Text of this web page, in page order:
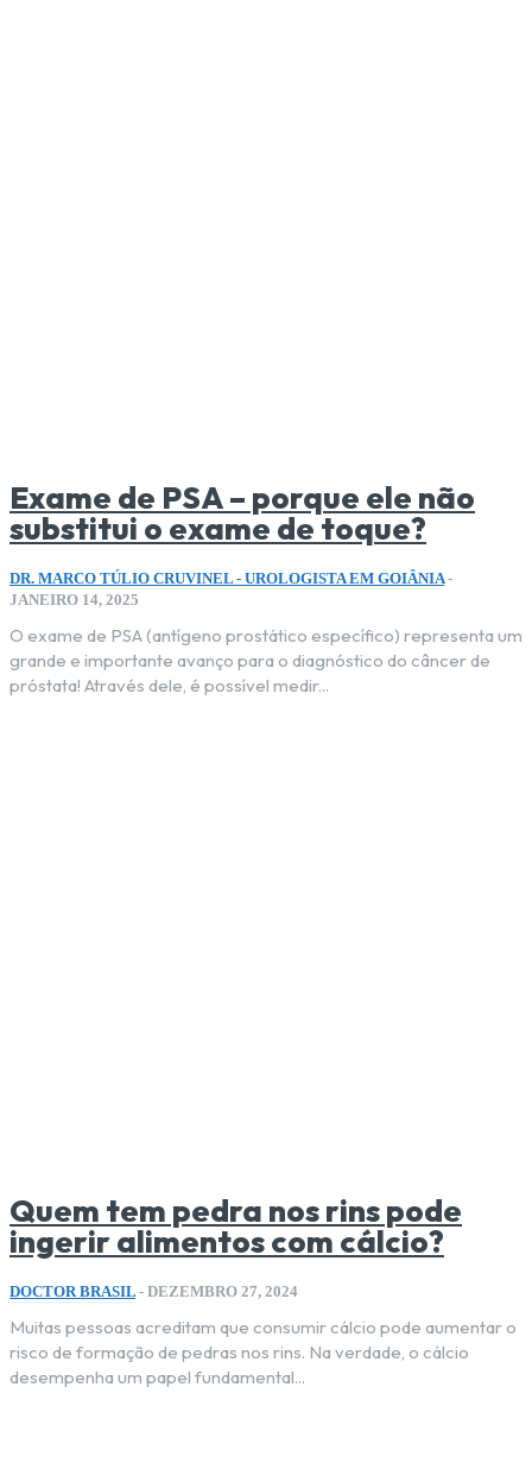
Exame de PSA – porque ele não
substitui o exame de toque?
DR. MARCO TÚLIO CRUVINEL - UROLOGISTA EM GOIÂNIA -
JANEIRO 14, 2025
O exame de PSA (antígeno prostático específico) representa um
grande e importante avanço para o diagnóstico do câncer de
próstata! Através dele, é possível medir...
Quem tem pedra nos rins pode
ingerir alimentos com cálcio?
DOCTOR BRASIL - DEZEMBRO 27, 2024
Muitas pessoas acreditam que consumir cálcio pode aumentar o
risco de formação de pedras nos rins. Na verdade, o cálcio
desempenha um papel fundamental...